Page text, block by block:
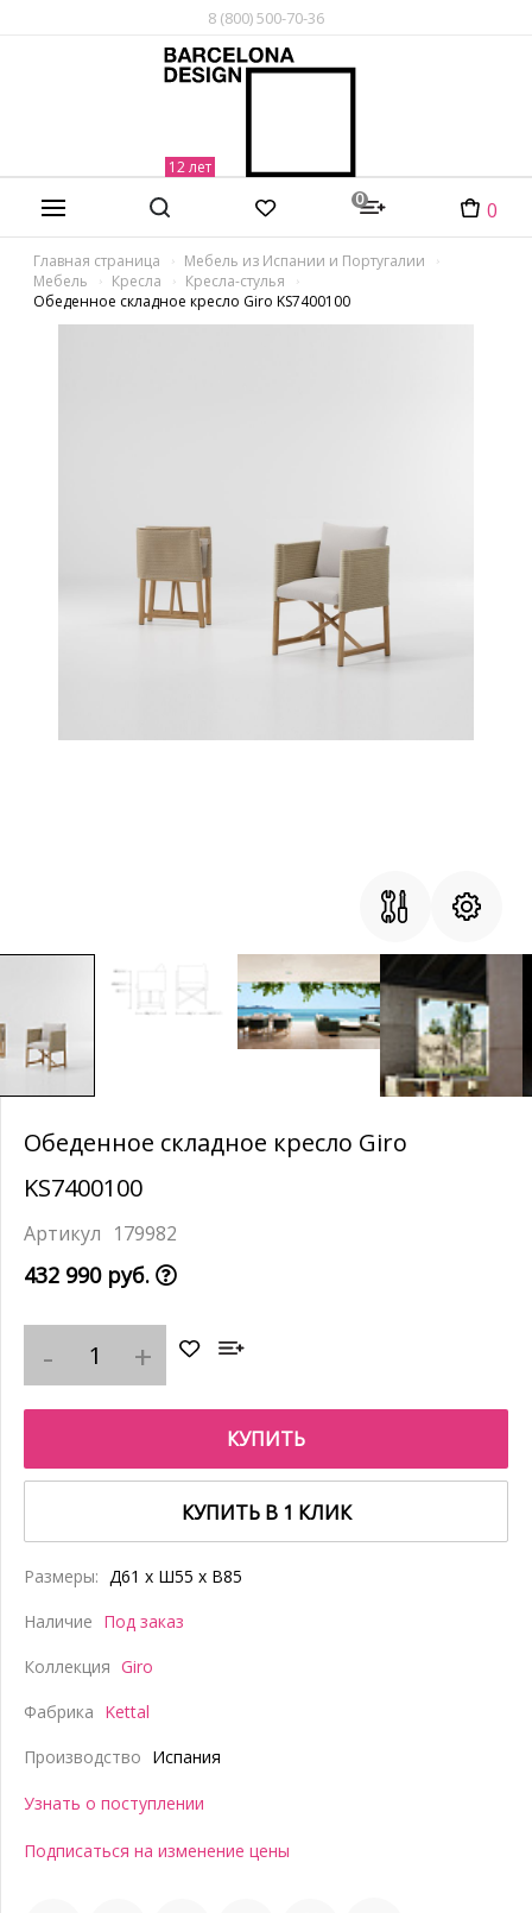
8 (800) 500-70-36
0 0
Главная страница
Мебель из Испании и Португалии
Мебель
Кресла
Кресла-стулья
Обеденное складное кресло Giro KS7400100
Обеденное складное кресло Giro
KS7400100
179982
432 990 руб.
КУПИТЬ
КУПИТЬ В 1 КЛИК
Размеры: Д61 x Ш55 x В85
Наличие Под заказ
Коллекция Giro
Фабрика Kettal
Производство Испания
Узнать о поступлении
Подписаться на изменение цены